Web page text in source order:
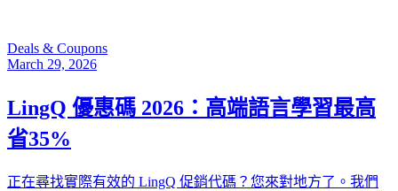
Deals & Coupons
March 29, 2026
LingQ 優惠碼 2026：高端語言學習最高
省35%
正在尋找實際有效的 LingQ 促銷代碼？您來對地方了。我們